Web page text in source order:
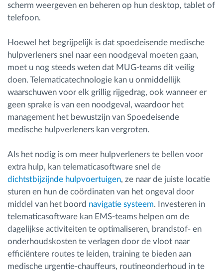
scherm weergeven en beheren op hun desktop, tablet of
telefoon.
Hoewel het begrijpelijk is dat spoedeisende medische
hulpverleners snel naar een noodgeval moeten gaan,
moet u nog steeds weten dat MUG-teams dit veilig
doen. Telematicatechnologie kan u onmiddellijk
waarschuwen voor elk grillig rijgedrag, ook wanneer er
geen sprake is van een noodgeval, waardoor het
management het bewustzijn van Spoedeisende
medische hulpverleners kan vergroten.
Als het nodig is om meer hulpverleners te bellen voor
extra hulp, kan telematicasoftware snel de
dichtstbijzijnde hulpvoertuigen, ze naar de juiste locatie
sturen en hun de coördinaten van het ongeval door
middel van het boord navigatie systeem. Investeren in
telematicasoftware kan EMS-teams helpen om de
dagelijkse activiteiten te optimaliseren, brandstof- en
onderhoudskosten te verlagen door de vloot naar
efficiëntere routes te leiden, training te bieden aan
medische urgentie-chauffeurs, routineonderhoud in te